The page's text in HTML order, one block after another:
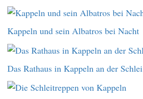
Kappeln und sein Albatros bei Nacht
Das Rathaus in Kappeln an der Schlei